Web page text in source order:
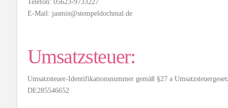
Telefon: 05623-9733227
E-Mail: jasmin@stempeldochmal.de
Umsatzsteuer:
Umsatzsteuer-Identifikationsnummer gemäß §27 a
DE285546652